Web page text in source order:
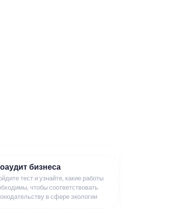
бизнеса
тест и узнайте, какие работы
чтобы соответствовать
в сфере экологии